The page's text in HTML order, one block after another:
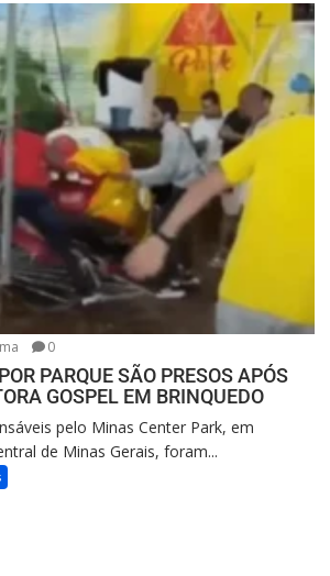
0
PARQUE SÃO PRESOS APÓS
GOSPEL EM BRINQUEDO
pelo Minas Center Park, em
de Minas Gerais, foram...